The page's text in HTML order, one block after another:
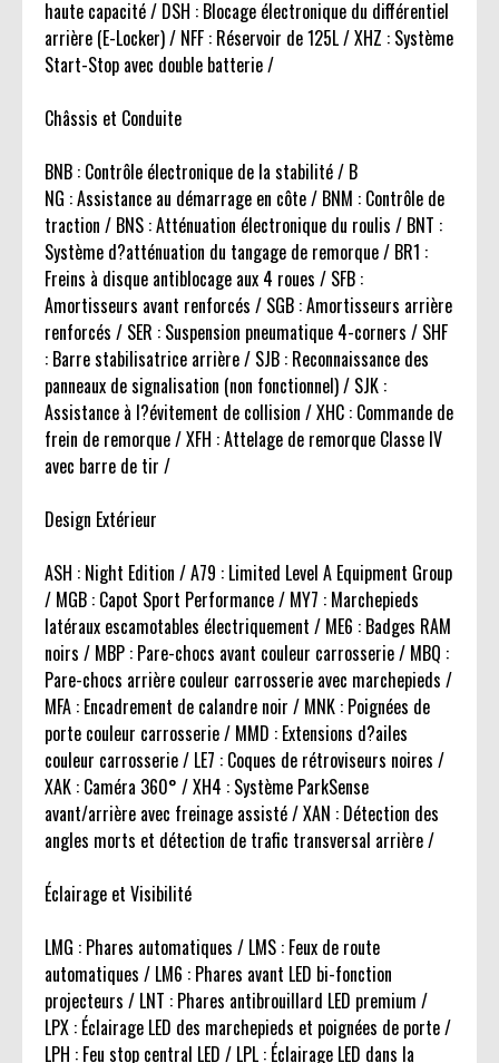
haute capacité / DSH : Blocage électronique du différentiel
arrière (E-Locker) / NFF : Réservoir de 125L / XHZ : Système
Start-Stop avec double batterie /
Châssis et Conduite
BNB : Contrôle électronique de la stabilité / B
NG : Assistance au démarrage en côte / BNM : Contrôle de
traction / BNS : Atténuation électronique du roulis / BNT :
Système d?atténuation du tangage de remorque / BR1 :
Freins à disque antiblocage aux 4 roues / SFB :
Amortisseurs avant renforcés / SGB : Amortisseurs arrière
renforcés / SER : Suspension pneumatique 4-corners / SHF
: Barre stabilisatrice arrière / SJB : Reconnaissance des
panneaux de signalisation (non fonctionnel) / SJK :
Assistance à l?évitement de collision / XHC : Commande de
frein de remorque / XFH : Attelage de remorque Classe IV
avec barre de tir /
Design Extérieur
ASH : Night Edition / A79 : Limited Level A Equipment Group
/ MGB : Capot Sport Performance / MY7 : Marchepieds
latéraux escamotables électriquement / ME6 : Badges RAM
noirs / MBP : Pare-chocs avant couleur carrosserie / MBQ :
Pare-chocs arrière couleur carrosserie avec marchepieds /
MFA : Encadrement de calandre noir / MNK : Poignées de
porte couleur carrosserie / MMD : Extensions d?ailes
couleur carrosserie / LE7 : Coques de rétroviseurs noires /
XAK : Caméra 360° / XH4 : Système ParkSense
avant/arrière avec freinage assisté / XAN : Détection des
angles morts et détection de trafic transversal arrière /
Éclairage et Visibilité
LMG : Phares automatiques / LMS : Feux de route
automatiques / LM6 : Phares avant LED bi-fonction
projecteurs / LNT : Phares antibrouillard LED premium /
LPX : Éclairage LED des marchepieds et poignées de porte /
LPH : Feu stop central LED / LPL : Éclairage LED dans la